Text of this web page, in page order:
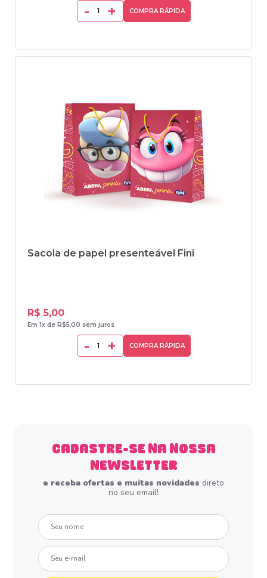
- + COMPRA RÁPIDA
Sacola de papel presenteável Fini
R$ 5,00
Em 1x de R$5,00 sem juros
- + COMPRA RÁPIDA
CADASTRE-SE NA NOSSA
NEWSLETTER
e receba ofertas e muitas novidades direto
no seu email!
Seu nome
Seu e-mail